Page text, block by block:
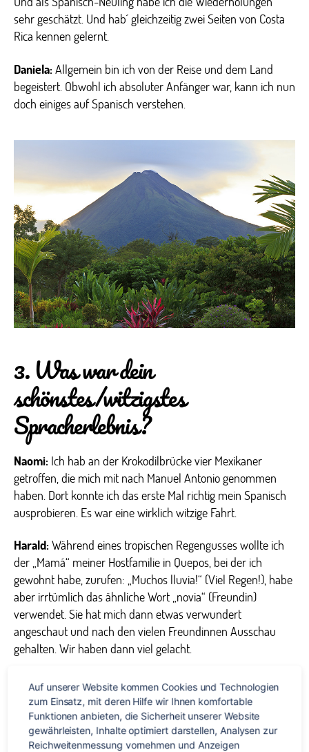
sehr geschätzt. Und hab´ gleichzeitig zwei Seiten von Costa
Rica kennen gelernt.
Daniela: Allgemein bin ich von der Reise und dem Land
begeistert. Obwohl ich absoluter Anfänger war, kann ich nun
doch einiges auf Spanisch verstehen.
3. Was war dein
schönstes/witzigstes
Spracherlebnis?
Naomi: Ich hab an der Krokodilbrücke vier Mexikaner
getroffen, die mich mit nach Manuel Antonio genommen
haben. Dort konnte ich das erste Mal richtig mein Spanisch
ausprobieren. Es war eine wirklich witzige Fahrt.
Harald: Während eines tropischen Regengusses wollte ich
der „Mamá“ meiner Hostfamilie in Quepos, bei der ich
gewohnt habe, zurufen: „Muchos lluvia!“ (Viel Regen!), habe
aber irrtümlich das ähnliche Wort „novia“ (Freundin)
verwendet. Sie hat mich dann etwas verwundert
angeschaut und nach den vielen Freundinnen Ausschau
gehalten. Wir haben dann viel gelacht.
Daniela:Auf meiner privaten Weiterreise konnte ich einem
spanisch-sprechenden Touristen in der Landessprache eine
Frage beantworten.
Auf unserer Website kommen Cookies und Technologien
zum Einsatz, mit deren Hilfe wir Ihnen komfortable
Funktionen anbieten, die Sicherheit unserer Website
gewährleisten, Inhalte optimiert darstellen, Analysen zur
Reichweitenmessung vornehmen und Anzeigen